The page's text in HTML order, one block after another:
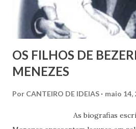
OS FILHOS DE
MENEZES
Por CANTEIRO DE IDEIAS maio 14,
As biografias escritas